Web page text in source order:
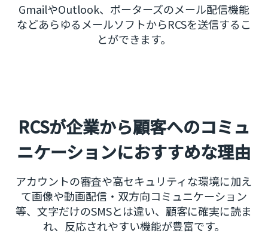
GmailやOutlook、ポーターズのメール配信機能
などあらゆるメールソフトからRCSを送信するこ
とができます。
RCSが企業から顧客へのコミュ
ニケーションにおすすめな理由
アカウントの審査や高セキュリティな環境に加え
て画像や動画配信・双方向コミュニケーション
等、文字だけのSMSとは違い、顧客に確実に読ま
れ、反応されやすい機能が豊富です。